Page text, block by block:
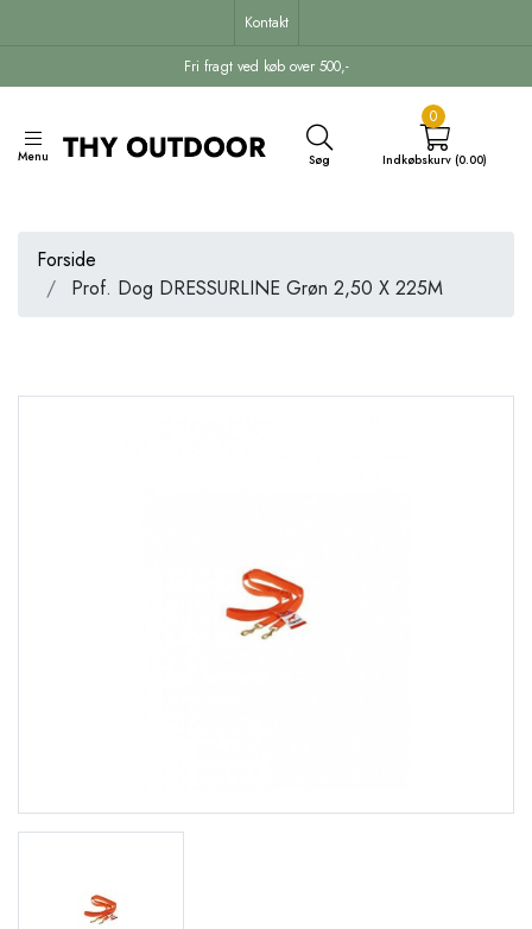
Fri fragt ved køb over 500,-
Kontakt
Menu Søg
0
Indkøbskurv (0.00)
Forside
Prof. Dog DRESSURLINE Grøn 2,50 X 225M